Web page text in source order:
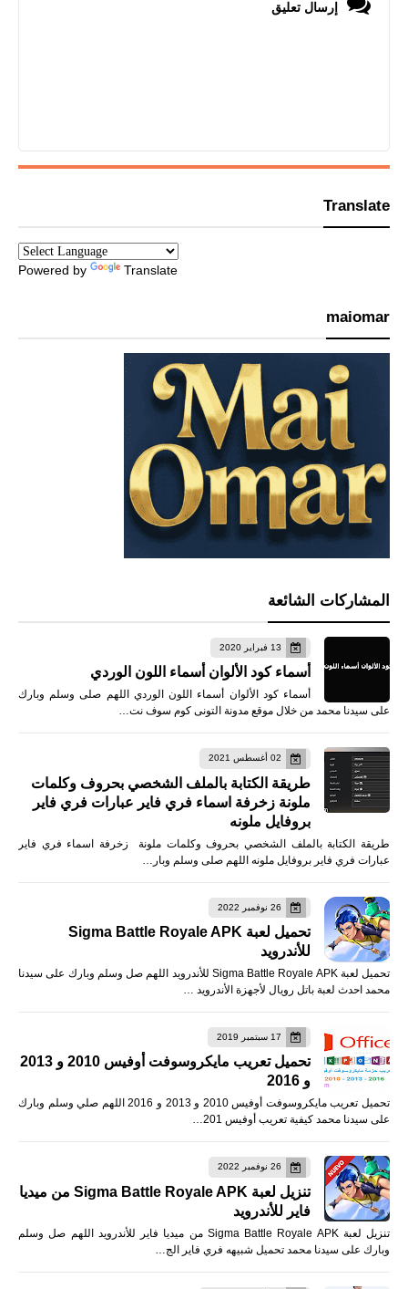
إرسال تعليق
Translate
Powered by Translate
maiomar
المشاركات الشائعة
13 فبراير 2020
أسماء كود الألوان أسماء اللون الوردي
أسماء كود الألوان أسماء اللون الوردي اللهم صلى وسلم وبارك
على سيدنا محمد من خلال موقع مدونة التونى كوم سوف نت…
02 أغسطس 2021
طريقة الكتابة بالملف الشخصي بحروف وكلمات
ملونة زخرفة اسماء فري فاير عبارات فري فاير
بروفايل ملونه
طريقة الكتابة بالملف الشخصي بحروف وكلمات ملونة زخرفة اسماء فري فاير
عبارات فري فاير بروفايل ملونه اللهم صلى وسلم وبار…
26 نوفمبر 2022
تحميل لعبة Sigma Battle Royale APK
للأندرويد
تحميل لعبة Sigma Battle Royale APK للأندرويد اللهم صل وسلم وبارك على سيدنا
محمد احدث لعبة باتل رويال لأجهزة الأندرويد …
17 سبتمبر 2019
تحميل تعريب مايكروسوفت أوفيس 2010 و 2013
و 2016
تحميل تعريب مايكروسوفت أوفيس 2010 و 2013 و 2016 اللهم صلي وسلم وبارك
على سيدنا محمد كيفية تعريب أوفيس 201…
26 نوفمبر 2022
تنزيل لعبة Sigma Battle Royale APK من ميديا
فاير للأندرويد
تنزيل لعبة Sigma Battle Royale APK من ميديا فاير للأندرويد اللهم صل وسلم
وبارك على سيدنا محمد تحميل شبيهه فري فاير الج…